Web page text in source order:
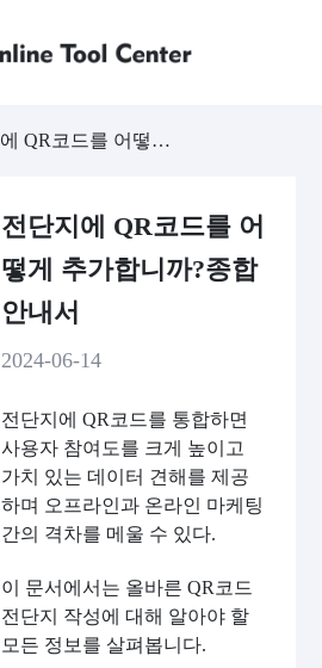
전단지에 QR코드를 어떻게 추가합니까?종합 안내서
전단지에 QR코드를 어
떻게 추가합니까?종합
안내서
2024-06-14
전단지에 QR코드를 통합하면
사용자 참여도를 크게 높이고
가치 있는 데이터 견해를 제공
하며 오프라인과 온라인 마케팅
간의 격차를 메울 수 있다.
이 문서에서는 올바른 QR코드
전단지 작성에 대해 알아야 할
모든 정보를 살펴봅니다.